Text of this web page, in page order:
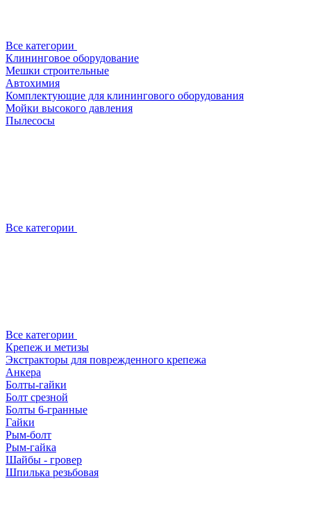
Все категории
Клининговое оборудование
Мешки строительные
Автохимия
Комплектующие для клинингового оборудования
Мойки высокого давления
Пылесосы
Все категории
Все категории
Крепеж и метизы
Экстракторы для поврежденного крепежа
Анкера
Болты-гайки
Болт срезной
Болты 6-гранные
Гайки
Рым-болт
Рым-гайка
Шайбы - гровер
Шпилька резьбовая